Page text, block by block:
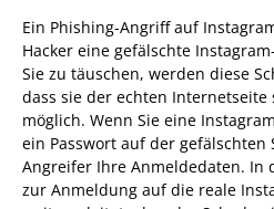
Ein Phishing-Angriff auf
Hacker eine gefälschte
Sie zu täuschen, werden diese
dass sie der echten Internetseite
möglich. Wenn Sie eine
ein Passwort auf der
Angreifer Ihre Anmeldedaten. In
zur Anmeldung auf die reale